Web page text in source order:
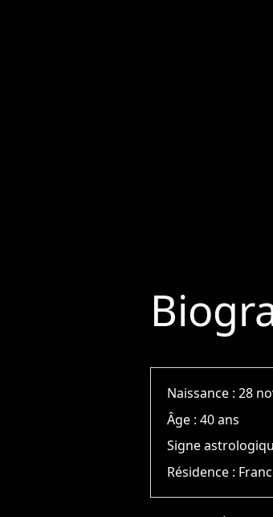
Naissance :28
Âge :40 ans
Signe
Résidence :